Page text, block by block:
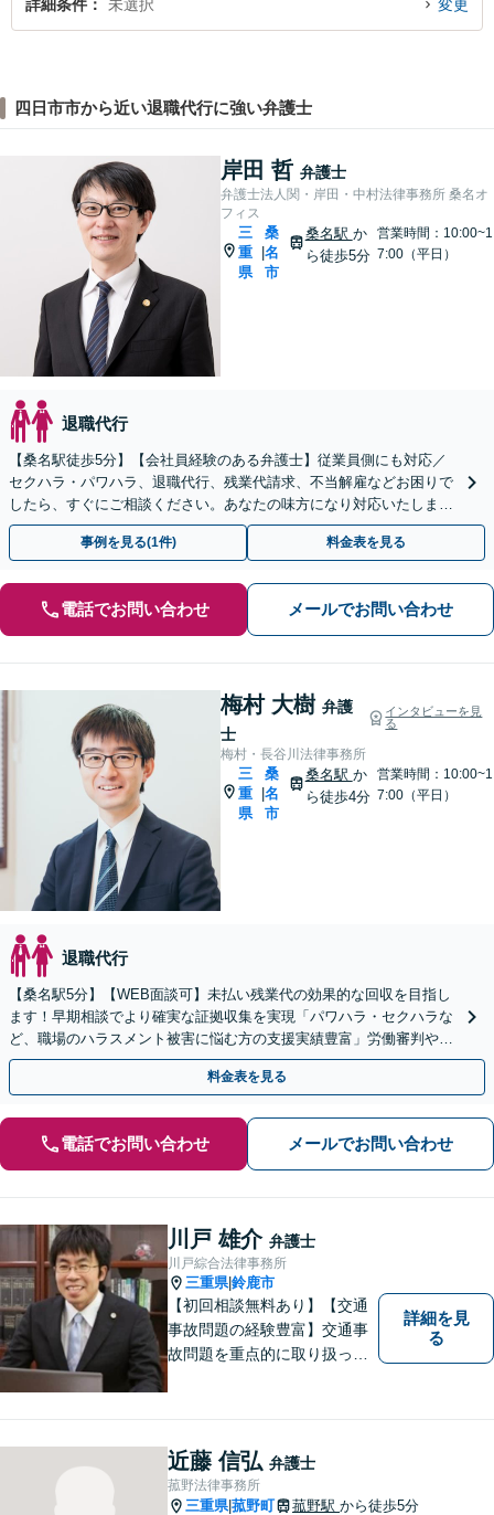
詳細条件 未選択 変更
四日市市から近い退職代行に強い弁護士
岸田 哲 弁護士
弁護士法人関・岸田・中村法律事務所 桑名オ
フィス
三
重
県
桑
名
市
桑名駅 か
ら徒歩5分
営業時間：10:00~1
7:00（平日）
退職代行
【桑名駅徒歩5分】【会社員経験のある弁護士】従業員側にも対応／
セクハラ・パワハラ、退職代行、残業代請求、不当解雇などお困りで
したら、すぐにご相談ください。あなたの味方になり対応いたしま
す。手遅れになる前に、ご連絡ください。
事例を見る(1件) 料金表を見る
電話でお問い合わせ メールでお問い合わせ
梅村 大樹 弁護
士
インタビューを見
る
梅村・長谷川法律事務所
三
重
県
桑
名
市
桑名駅 か
ら徒歩4分
営業時間：10:00~1
7:00（平日）
退職代行
【桑名駅5分】【WEB面談可】未払い残業代の効果的な回収を目指し
ます！早期相談でより確実な証拠収集を実現「パワハラ・セクハラな
ど、職場のハラスメント被害に悩む方の支援実績豊富」労働審判や訴
訟を視野に、毅然とした対応で【休日・夜間相談可】
料金表を見る
電話でお問い合わせ メールでお問い合わせ
川戸 雄介 弁護士
川戸綜合法律事務所
三重県|鈴鹿市
【初回相談無料あり】【交通
事故問題の経験豊富】交通事
故問題を重点的に取り扱って
ます。その他の法律問題につ
いても、あなたの身近な相談
役として、あなたの力になり
ます。
詳細を見
る
近藤 信弘 弁護士
菰野法律事務所
三重県|菰野町 菰野駅 から徒歩5分